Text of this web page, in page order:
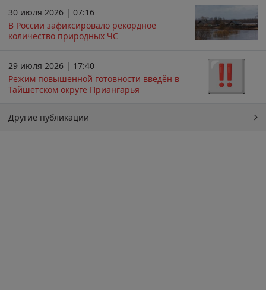
30 июля 2026 | 07:16
В России зафиксировало рекордное
количество природных ЧС
29 июля 2026 | 17:40
Режим повышенной готовности введён в
Тайшетском округе Приангарья
Другие публикации